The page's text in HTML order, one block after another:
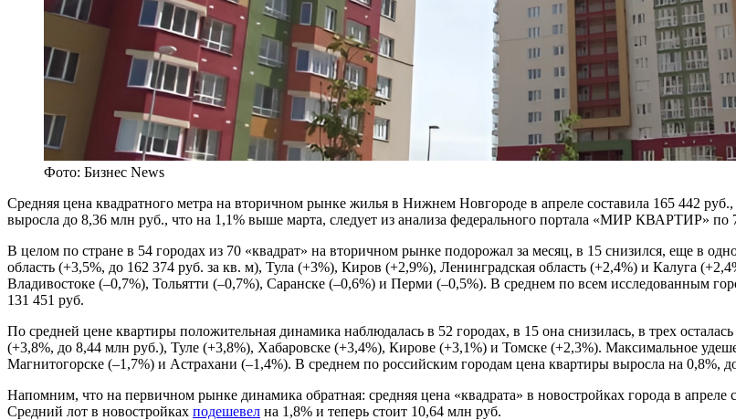
Фото: Бизнес News
Средняя цена квадратного метра на вторичном рынке жилья в Нижнем Новгороде в апреле составила 165 442
выросла до 8,36 млн руб., что на 1,1% выше марта, следует из анализа федерального портала «МИР КВАРТИР» по
В целом по стране в 54 городах из 70 «квадрат» на вторичном рынке подорожал за месяц, в 15 снизился, еще в
область (+3,5%, до 162 374 руб. за кв. м), Тула (+3%), Киров (+2,9%), Ленинградская область (+2,4%) и Калуга
Владивостоке (–0,7%), Тольятти (–0,7%), Саранске (–0,6%) и Перми (–0,5%). В среднем по всем исследованным
131 451 руб.
По средней цене квартиры положительная динамика наблюдалась в 52 городах, в 15 она снизилась, в трех
(+3,8%, до 8,44 млн руб.), Туле (+3,8%), Хабаровске (+3,4%), Кирове (+3,1%) и Томске (+2,3%). Максимальное
Магнитогорске (–1,7%) и Астрахани (–1,4%). В среднем по российским городам цена квартиры выросла на 0,8%,
Напомним, что на первичном рынке динамика обратная: средняя цена «квадрата» в новостройках города в
Средний лот в новостройках подешевел на 1,8% и теперь стоит 10,64 млн руб.